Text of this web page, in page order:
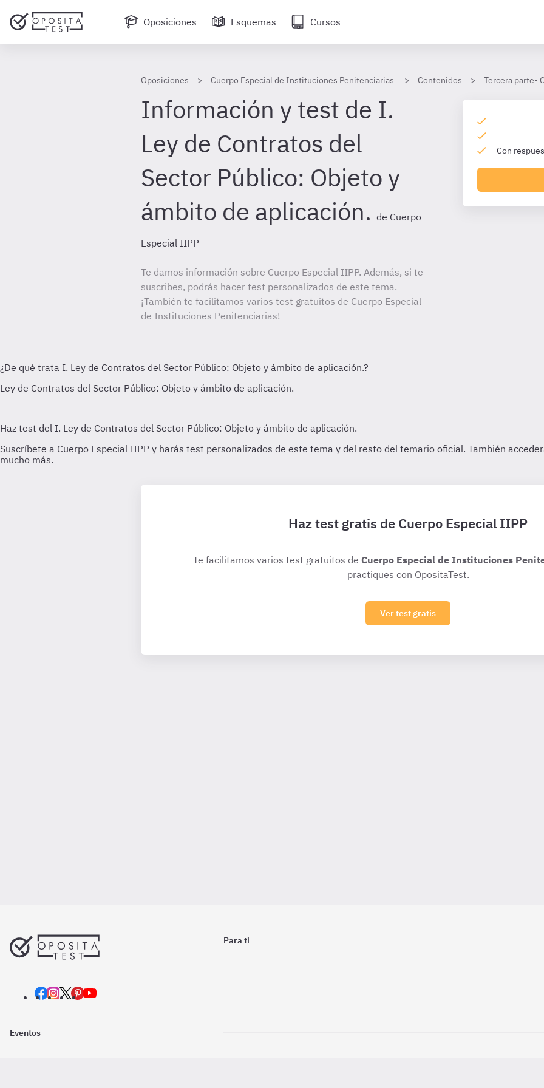
Oposiciones Esquemas Cursos
Oposiciones Cuerpo Especial de Instituciones Penitenciarias Contenidos Tercera parte-
Información y test de I.
Ley de Contratos del
Sector Público: Objeto y
ámbito de aplicación. de Cuerpo
Especial IIPP
Te damos información sobre Cuerpo Especial IIPP. Además, si te
suscribes, podrás hacer test personalizados de este tema.
¡También te facilitamos varios test gratuitos de Cuerpo Especial
de Instituciones Penitenciarias!
Con
Haz test gratis de Cuerpo Especial IIPP
Te facilitamos varios test gratuitos de Cuerpo Especial de Instituciones
practiques con OpositaTest.
Ver test gratis
Para ti
Eventos